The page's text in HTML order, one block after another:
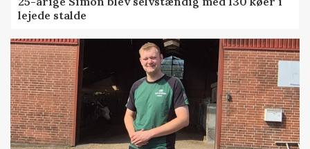
lejede stalde